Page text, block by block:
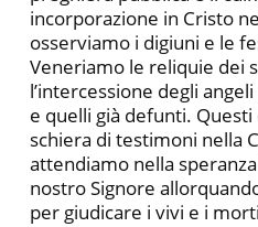
incorporazione in Cristo
osserviamo i digiuni e le
Veneriamo le reliquie dei
l’intercessione degli
e quelli già defunti.
schiera di testimoni nella
attendiamo nella
nostro Signore
per giudicare i vivi e i